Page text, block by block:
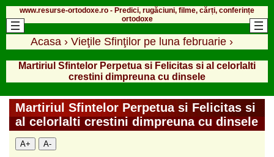
www.resurse-ortodoxe.ro - Predici, rugăciuni, filme, cărți, conferințe
ortodoxe
Acasa › Vieţile Sfinţilor pe luna februarie ›
Martiriul Sfintelor Perpetua si Felicitas si al celorlalti
crestini dimpreuna cu dinsele
Martiriul Sfintelor Perpetua si Felicitas si
al celorlalti crestini dimpreuna cu dinsele
A+ A-